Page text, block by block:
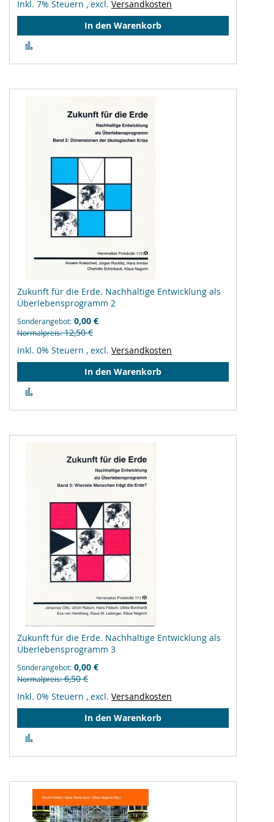
Inkl. 7% Steuern , excl. Versandkosten
In den Warenkorb
hinzufügen
Zukunft für die Erde. Nachhaltige Entwicklung als
Überlebensprogramm 2
Sonderangebot 0,00 €
Normalpreis 12,50 €
Inkl. 0% Steuern , excl. Versandkosten
In den Warenkorb
hinzufügen
Zukunft für die Erde. Nachhaltige Entwicklung als
Überlebensprogramm 3
Sonderangebot 0,00 €
Normalpreis 6,50 €
Inkl. 0% Steuern , excl. Versandkosten
In den Warenkorb
hinzufügen